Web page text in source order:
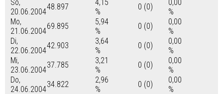
So,
20.06.2004
48.897
4,15
%
0 (0)
0,00
%
Mo,
21.06.2004
69.895
5,94
%
0 (0)
0,00
%
Di,
22.06.2004
42.903
3,64
%
0 (0)
0,00
%
Mi,
23.06.2004
37.785
3,21
%
0 (0)
0,00
%
Do,
24.06.2004
34.822
2,96
%
0 (0)
0,00
%